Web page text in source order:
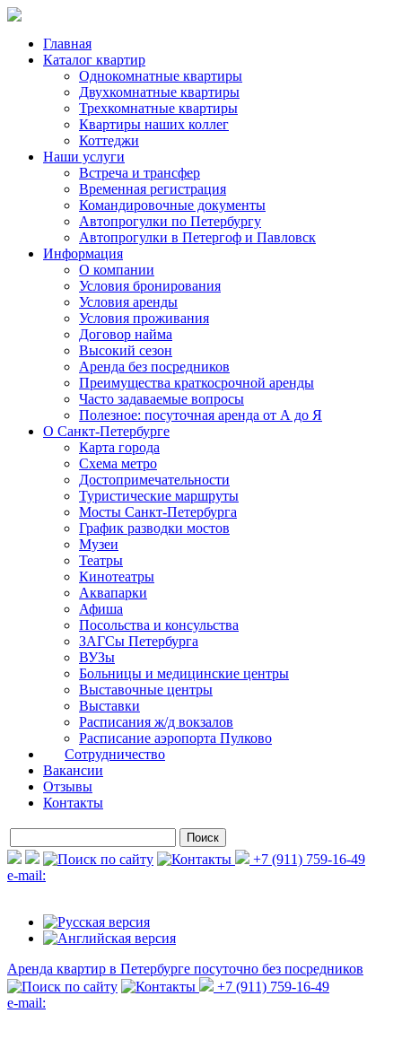
Главная
Каталог квартир
Однокомнатные квартиры
Двухкомнатные квартиры
Трехкомнатные квартиры
Квартиры наших коллег
Коттеджи
Наши услуги
Встреча и трансфер
Временная регистрация
Командировочные документы
Автопрогулки по Петербургу
Автопрогулки в Петергоф и Павловск
Информация
О компании
Условия бронирования
Условия аренды
Условия проживания
Договор найма
Высокий сезон
Аренда без посредников
Преимущества краткосрочной аренды
Часто задаваемые вопросы
Полезное: посуточная аренда от А до Я
О Санкт-Петербурге
Карта города
Схема метро
Достопримечательности
Туристические маршруты
Мосты Санкт-Петербурга
График разводки мостов
Музеи
Театры
Кинотеатры
Аквапарки
Афиша
Посольства и консульства
ЗАГСы Петербурга
ВУЗы
Больницы и медицинские центры
Выставочные центры
Выставки
Расписания ж/д вокзалов
Расписание аэропорта Пулково
Сотрудничество
Вакансии
Отзывы
Контакты
+7 (911) 759-16-49
e-mail:
Аренда квартир в Петербурге посуточно без посредников
+7 (911) 759-16-49
e-mail: